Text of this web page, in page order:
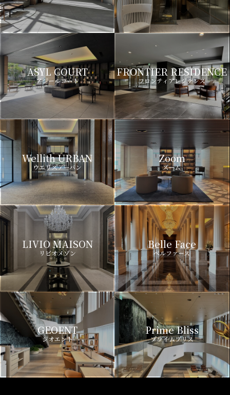
ASYL COURT
アジールコート
FRONTIER RESIDENCE
フロンティアレジデンス
Wellith URBAN
ウエリスアーバン
Zoom
ズーム
LIVIO MAISON
リビオメゾン
Belle Face
ベルファース
GEOENT
ジオエント
Prime Bliss
プライムブリス